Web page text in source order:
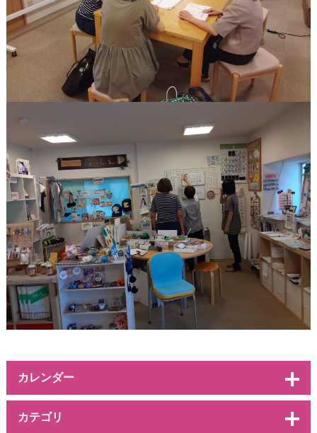
カレンダー
カテゴリ